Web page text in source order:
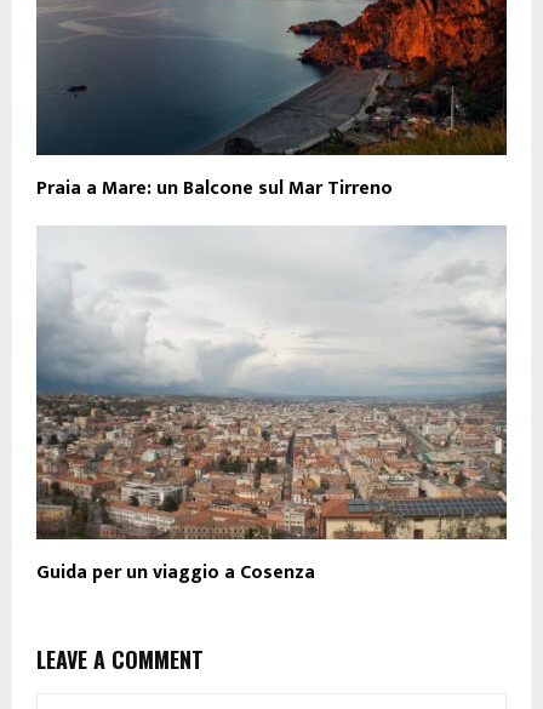
Praia a Mare: un Balcone sul Mar Tirreno
Guida per un viaggio a Cosenza
LEAVE A COMMENT